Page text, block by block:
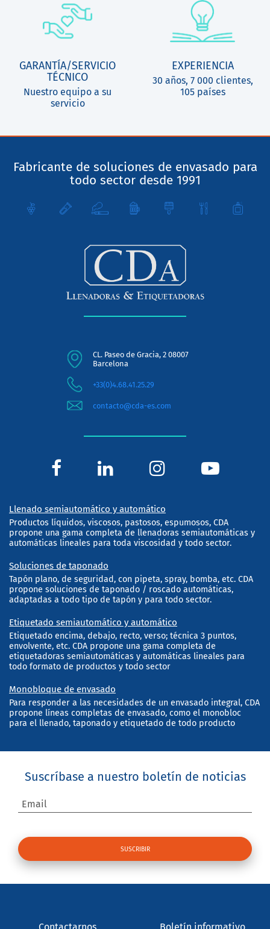
GARANTÍA/SERVICIO
TÉCNICO
Nuestro equipo a su
servicio
EXPERIENCIA
30 años, 7 000 clientes,
105 países
Fabricante de soluciones de envasado para
todo sector desde 1991
CL. Paseo de Gracia, 2 08007
Barcelona
+33(0)4.68.41.25.29
contacto@cda-es.com
Llenado semiautomático y automático
Productos líquidos, viscosos, pastosos, espumosos, CDA
propone una gama completa de llenadoras semiautomáticas y
automáticas lineales para toda viscosidad y todo sector.
Soluciones de taponado
Tapón plano, de seguridad, con pipeta, spray, bomba, etc. CDA
propone soluciones de taponado / roscado automáticas,
adaptadas a todo tipo de tapón y para todo sector.
Etiquetado semiautomático y automático
Etiquetado encima, debajo, recto, verso; técnica 3 puntos,
envolvente, etc. CDA propone una gama completa de
etiquetadoras semiautomáticas y automáticas lineales para
todo formato de productos y todo sector
Monobloque de envasado
Para responder a las necesidades de un envasado integral, CDA
propone líneas completas de envasado, como el monobloc
para el llenado, taponado y etiquetado de todo producto
Suscríbase a nuestro boletín de noticias
Email